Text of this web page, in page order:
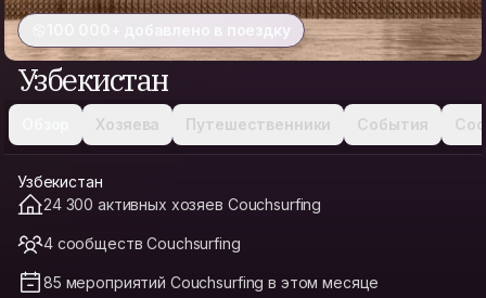
100 000+ добавлено в поездку
Узбекистан
Хозяева Путешественники События
Узбекистан
24 300 активных хозяев Couchsurfing
4 сообществ Couchsurfing
85 мероприятий Couchsurfing в этом месяце